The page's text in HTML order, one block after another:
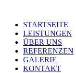
STARTSEITE
LEISTUNGEN
ÜBER UNS
REFERENZEN
GALERIE
KONTAKT